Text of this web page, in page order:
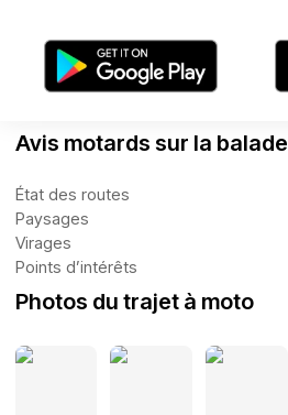
Avis motards sur la balade
État des routes
Paysages
Virages
Points d’intérêts
Photos du trajet à moto